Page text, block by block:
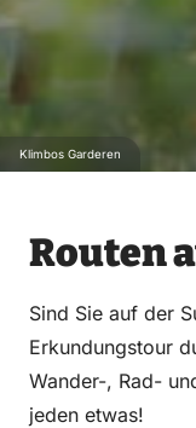
Klimbos Garderen
Routen
Sind Sie auf der
Erkundungstour
Wander-, Rad-
jeden etwas!